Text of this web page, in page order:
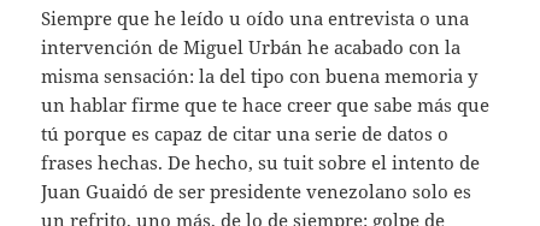
Siempre que he leído u oído una entrevista o una
intervención de Miguel Urbán he acabado con la
misma sensación: la del tipo con buena memoria y
un hablar firme que te hace creer que sabe más que
tú porque es capaz de citar una serie de datos o
frases hechas. De hecho, su tuit sobre el intento de
Juan Guaidó de ser presidente venezolano solo es
un refrito, uno más, de lo de siempre: golpe de